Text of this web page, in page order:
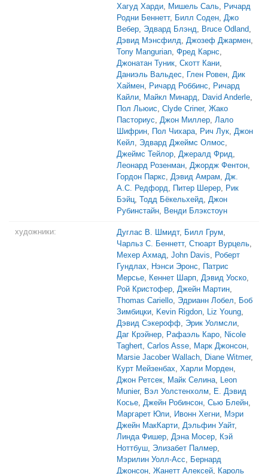
Хагуд Харди, Мишель Саль, Ричард
Родни Беннетт, Билл Соден, Джо
Вебер, Эдвард Блэнд, Bruce Odland,
Дэвид Мэнсфилд, Джозеф Джармен,
Tony Mangurian, Фред Карнс,
Джонатан Туник, Скотт Кани,
Даниэль Вальдес, Глен Ровен, Дик
Хаймен, Ричард Роббинс, Ричард
Кайли, Майкл Минард, David Anderle,
Пол Льюис, Clyde Criner, Жако
Пасториус, Джон Миллер, Лало
Шифрин, Пол Чихара, Рич Лук, Джон
Кейл, Эдвард Джеймс Олмос,
Джеймс Тейлор, Джералд Фрид,
Леонард Розенман, Джордж Фентон,
Гордон Паркс, Дэвид Амрам, Дж.
А.С. Редфорд, Питер Шерер, Рик
Бэйц, Тодд Бёкельхейд, Джон
Рубинстайн, Венди Блэкстоун
художники: Дуглас В. Шмидт, Билл Грум,
Чарльз С. Беннетт, Стюарт Вурцель,
Мехер Ахмад, John Davis, Роберт
Гундлах, Нэнси Эронс, Патрис
Мерсье, Кеннет Шарп, Дэвид Уоско,
Рой Кристофер, Джейн Мартин,
Thomas Cariello, Эдрианн Лобел, Боб
Зимбицки, Kevin Rigdon, Liz Young,
Дэвид Сэкерофф, Эрик Уолмсли,
Даг Крэйнер, Рафаэль Каро, Nicole
Taghert, Carlos Asse, Марк Джонсон,
Marsie Jacober Wallach, Diane Witmer,
Курт Мейзенбах, Харли Морден,
Джон Ретсек, Майк Селина, Leon
Munier, Вэл Уолстенхолм, Е. Дэвид
Косье, Джейн Робинсон, Сью Блейн,
Маргарет Юли, Ивонн Хегни, Мэри
Джейн МакКарти, Дэльфин Уайт,
Линда Фишер, Дэна Мосер, Кэй
Ноттбуш, Элизабет Палмер,
Мэрилин Уолл-Асс, Бернард
Джонсон, Жанетт Алексей, Кароль